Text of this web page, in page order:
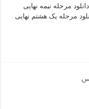
مرحله نیمه نهایی
مرحله یک هشتم نهایی